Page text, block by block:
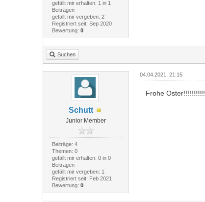
gefällt mir erhalten: 1 in 1
Beiträgen
gefällt mir vergeben: 2
Registriert seit: Sep 2020
Bewertung: 0
Suchen
Schutt
Junior Member
Beiträge: 4
Themen: 0
gefällt mir erhalten: 0 in 0
Beiträgen
gefällt mir vergeben: 1
Registriert seit: Feb 2021
Bewertung: 0
04.04.2021, 21:15
Frohe Oster!!!!!!!!!!!